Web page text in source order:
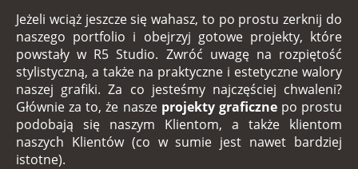
Jeżeli wciąż jeszcze się wahasz, to po prostu zerknij do
naszego portfolio i obejrzyj gotowe projekty, które
powstały w R5 Studio. Zwróć uwagę na rozpiętość
stylistyczną, a także na praktyczne i estetyczne walory
naszej grafiki. Za co jesteśmy najczęściej chwaleni?
Głównie za to, że nasze projekty graficznepo prostu
podobają się naszym Klientom, a także klientom
naszych Klientów (co w sumie jest nawet bardziej
istotne).